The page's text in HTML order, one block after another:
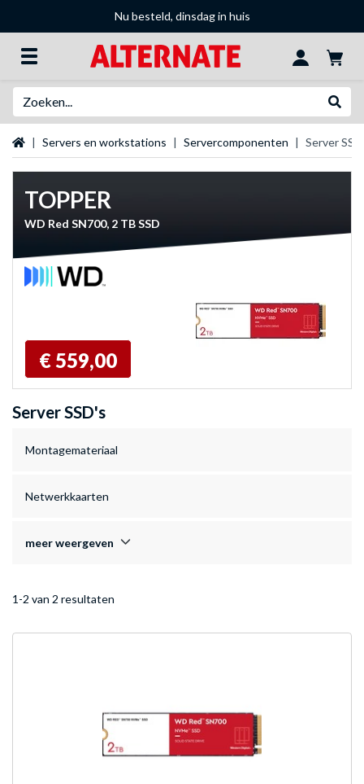
Nu besteld, dinsdag in huis
StartpaginaServers en workstations Servercomponenten Server
TOPPER
WD Red SN700, 2 TB SSD
€ 559,00
Server SSD's
Montagemateriaal
Netwerkkaarten
meer weergeven
1-2 van 2 resultaten